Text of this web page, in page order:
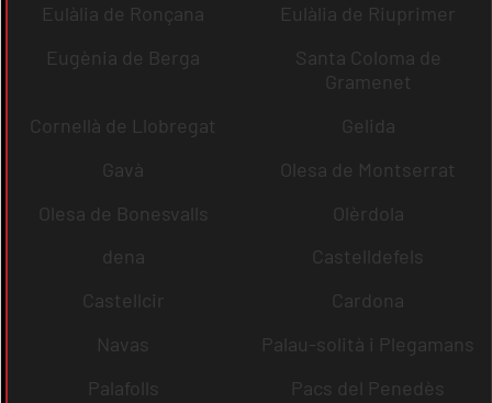
Eulàlia de Ronçana
Eulàlia de Riuprimer
Eugènia de Berga
Santa Coloma de
Gramenet
Cornellà de Llobregat
Gelida
Gavà
Olesa de Montserrat
Olesa de Bonesvalls
Olèrdola
dena
Castelldefels
Castellcir
Cardona
Navas
Palau-solità i Plegamans
Palafolls
Pacs del Penedès